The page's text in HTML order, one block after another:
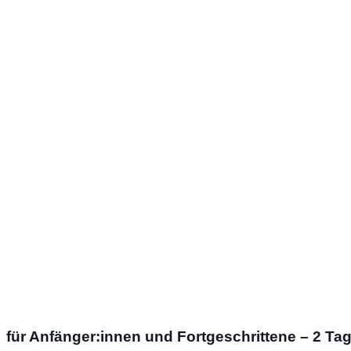
für Anfänger:innen und Fortgeschrittene – 2